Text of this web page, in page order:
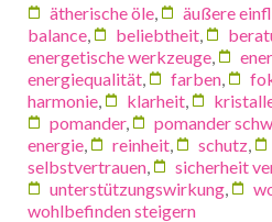
ätherische öle
äußere
balance
beliebtheit
energetische werkzeuge
energiequalität
farben
harmonie
klarheit
pomander, pomander
energie
reinheit schutz
selbstvertrauen
sicherheit
unterstützungswirkung
wohlbefinden steigern